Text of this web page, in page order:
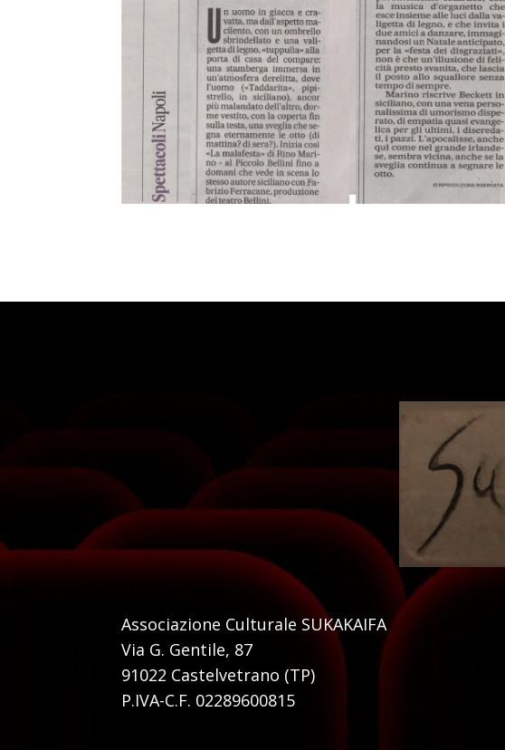
Associazione Culturale SUKAKAIFA
Via G. Gentile, 87
91022 Castelvetrano (TP)
P.IVA-C.F. 02289600815